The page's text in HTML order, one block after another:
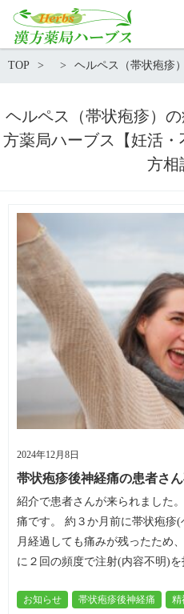
TOP ヘルペス（帯状疱疹
ヘルペス（帯状疱疹）
方薬局ハーブス【妊活
方相
2024年12月8日
帯状疱疹後神経痛の患者さ
紹介で患者さんが来られました
痛です。 約３か月前に帯状疱疹
月経過しても痛みが残ったため
に２回の頻度で注射(内容不明)
お知らせ 帯状疱疹後神経痛 精